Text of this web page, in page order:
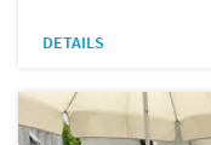
DETAILS